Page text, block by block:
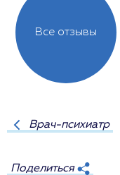
Все отзывы
Врач-психиатр
Поделиться